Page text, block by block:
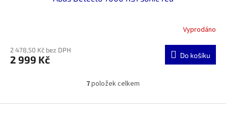
Vyprodáno
2 478,50 Kč bez DPH
2 999 Kč Do košíku
O
l
7položek celkem